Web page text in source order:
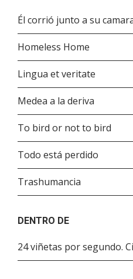
Él corrió junto a su
Homeless Home
Lingua et veritate
Medea a la deriva
To bird or not to bird
Todo está perdido
Trashumancia
DENTRO DE
24 viñetas por segundo.